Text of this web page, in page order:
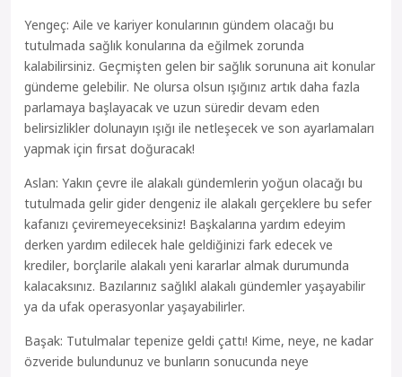
Yengeç: Aile ve kariyer konularının gündem olacağı bu
tutulmada sağlık konularına da eğilmek zorunda
kalabilirsiniz. Geçmişten gelen bir sağlık sorununa ait konular
gündeme gelebilir. Ne olursa olsun ışığınız artık daha fazla
parlamaya başlayacak ve uzun süredir devam eden
belirsizlikler dolunayın ışığı ile netleşecek ve son ayarlamaları
yapmak için fırsat doğuracak!
Aslan: Yakın çevre ile alakalı gündemlerin yoğun olacağı bu
tutulmada gelir gider dengeniz ile alakalı gerçeklere bu sefer
kafanızı çeviremeyeceksiniz! Başkalarına yardım edeyim
derken yardım edilecek hale geldiğinizi fark edecek ve
krediler, borçlarile alakalı yeni kararlar almak durumunda
kalacaksınız. Bazılarınız sağlıkl alakalı gündemler yaşayabilir
ya da ufak operasyonlar yaşayabilirler.
Başak: Tutulmalar tepenize geldi çattı! Kime, neye, ne kadar
özveride bulundunuz ve bunların sonucunda neye